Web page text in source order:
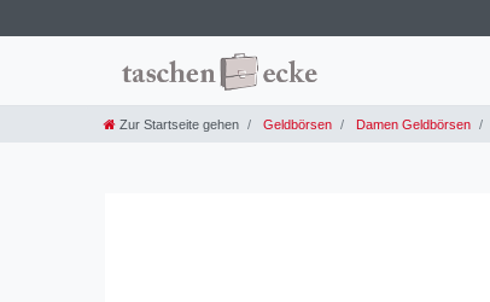
Zur Startseite gehen Geldbörsen Damen Geldbörsen